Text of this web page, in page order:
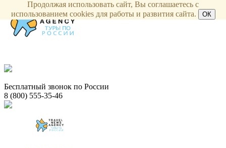
Бесплатный звонок по России
8 (800) 555-35-46
Продолжая использовать сайт, Вы соглашаетесь с
использованием cookies для работы и развития сайта.
ОК